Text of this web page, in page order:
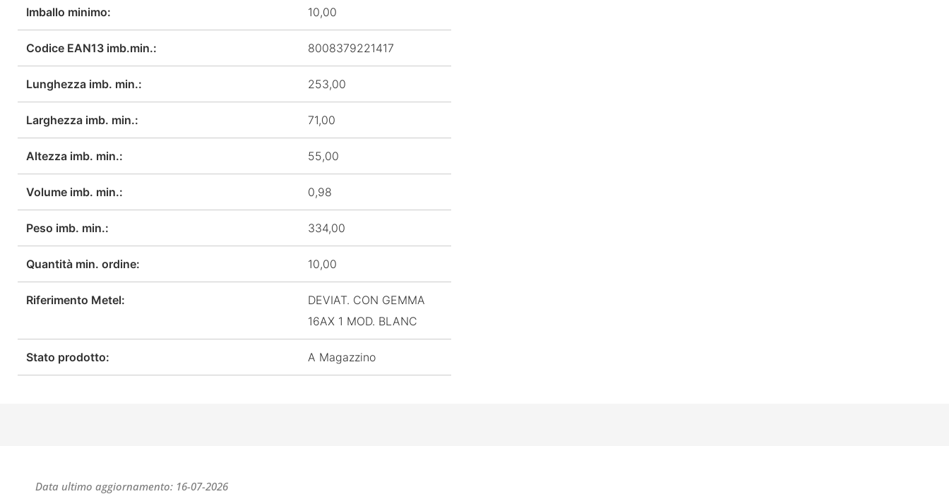
Imballo minimo: 10,00
Codice EAN13 imb.min.: 8008379221417
Lunghezza imb. min.: 253,00
Larghezza imb. min.: 71,00
Altezza imb. min.: 55,00
Volume imb. min.: 0,98
Peso imb. min.: 334,00
Quantità min. ordine: 10,00
Riferimento Metel:
DEVIAT. CON GEMMA
16AX 1 MOD. BLANC
Stato prodotto: A Magazzino
Data ultimo aggiornamento: 16-07-2026